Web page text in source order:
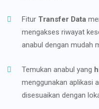
Fitur Transfer Data
mengakses riwayat
anabul dengan mudah
Temukan anabul yang
menggunakan aplikasi
disesuaikan dengan